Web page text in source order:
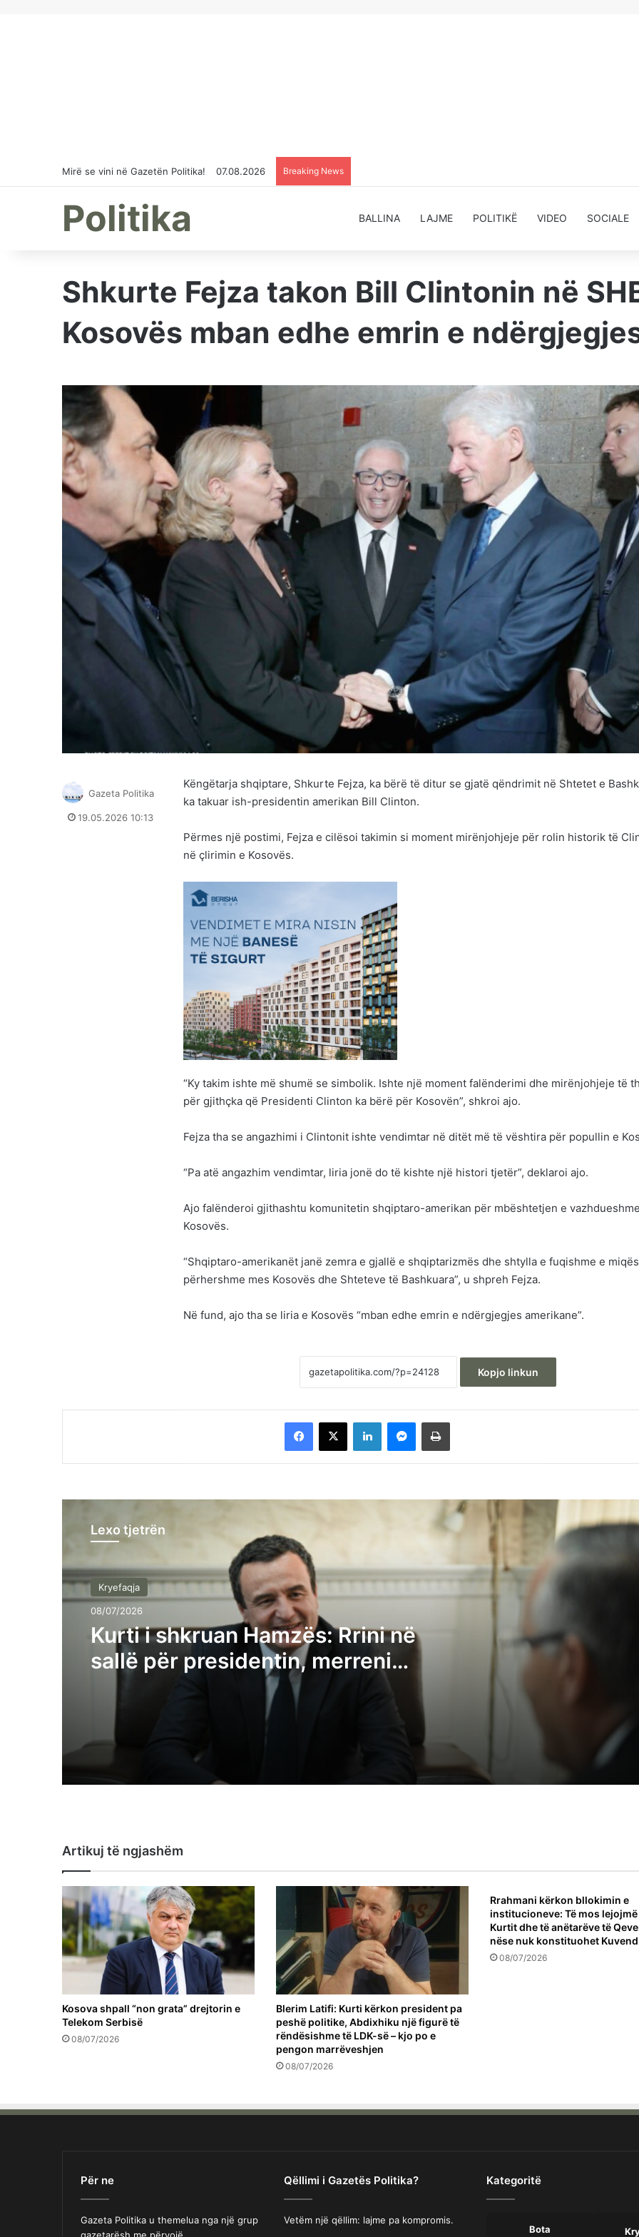
Mirë se vini në Gazetën Politika! 07.08.2026 Breaking News
Politika BALLINA LAJME POLITIKË VIDEO SOCIALE
Shkurte Fejza takon Bill Clintonin në
Kosovës mban edhe emrin e
Këngëtarja shqiptare, Shkurte Fejza, ka bërë të ditur se gjatë qëndrimit në Shtetet e
ka takuar ish-presidentin amerikan Bill Clinton.
Përmes një postimi, Fejza e cilësoi takimin si moment mirënjohjeje për rolin historik të
në çlirimin e Kosovës.
“Ky takim ishte më shumë se simbolik. Ishte një moment falënderimi dhe mirënjohjeje të
për gjithçka që Presidenti Clinton ka bërë për Kosovën”, shkroi ajo.
Fejza tha se angazhimi i Clintonit ishte vendimtar në ditët më të vështira për popullin e
“Pa atë angazhim vendimtar, liria jonë do të kishte një histori tjetër”, deklaroi ajo.
Ajo falënderoi gjithashtu komunitetin shqiptaro-amerikan për mbështetjen e
Kosovës.
“Shqiptaro-amerikanët janë zemra e gjallë e shqiptarizmës dhe shtylla e fuqishme e
përhershme mes Kosovës dhe Shteteve të Bashkuara”, u shpreh Fejza.
Në fund, ajo tha se liria e Kosovës “mban edhe emrin e ndërgjegjes amerikane”.
Kopjo linkun
Gazeta Politika
19.05.2026 10:13
Facebook
X LinkedInMessengerPrintoje
Lexo tjetrën
Kryefaqja
08/07/2026
Kurti i shkruan Hamzës: Rrini në
sallë për presidentin, merreni
kryetarin e Kuvendit
Kurti i shkruan Hamzës: Rrini në sallë për
presidentin, merreni kryetarin e Kuvendit
Rexhaj akuzon LDK-në: Pakënaqësinë që
ka me rezultatin zgjedhor po e shfryn
Avni Dehari thërret vazhdimin e seancës
konstituive të Kuvendit për nesër në
Artikuj të ngjashëm
Kosova shpall “non grata” drejtorin e
Telekom Serbisë
08/07/2026
Blerim Latifi: Kurti kërkon president pa
peshë politike, Abdixhiku një figurë të
rëndësishme të LDK-së – kjo po e
pengon marrëveshjen
08/07/2026
Rrahmani kërkon bllokimin e
institucioneve: Të mos
Kurtit dhe të anëtarëve të
nëse nuk konstituohet
08/07/2026
Për ne
Gazeta Politika u themelua nga një grup
Qëllimi i Gazetës Politika?
Vetëm një qëllim: lajme pa kompromis.
Kategoritë
Bota